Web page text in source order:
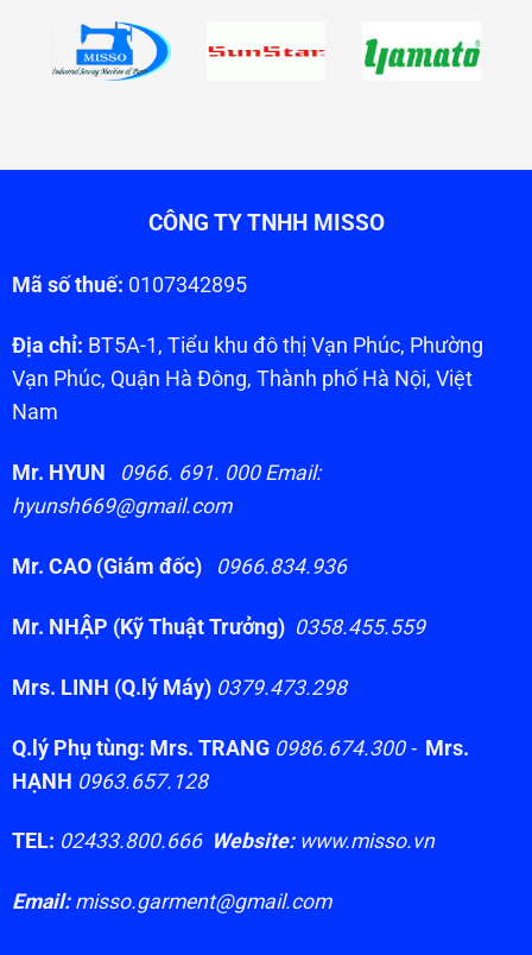
CÔNG TY TNHH MISSO
Mã số thuế: 0107342895
Địa chỉ: BT5A-1, Tiểu khu đô thị Vạn Phúc, Phường
Vạn Phúc, Quận Hà Đông, Thành phố Hà Nội, Việt
Nam
Mr. HYUN
0966. 691. 000 Email:
hyunsh669@gmail.com
Mr. CAO (Giám đốc) 0966.834.936
Mr. NHẬP (Kỹ Thuật Trưởng) 0358.455.559
Mrs. LINH (Q.lý Máy) 0379.473.298
Q.lý Phụ tùng: Mrs. TRANG 0986.674.300 - Mrs.
HẠNH 0963.657.128
TEL: 02433.800.666 Website:www.misso.vn
Email:misso.garment@gmail.com